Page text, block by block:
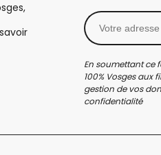
En soumettant ce
100% Vosges aux
gestion de vos
confidentialité